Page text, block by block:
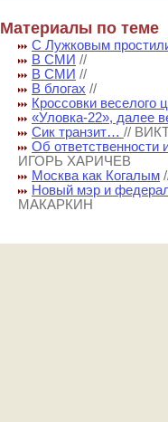
Материалы по теме
С Лужковым
В СМИ //
В СМИ //
В блогах //
Кроссовки веселого
«Уловка-22», далее
Сик транзит… //
Об ответственности
ИГОРЬ ХАРИЧЕВ
Москва как Когалым
Новый мэр и
МАКАРКИН